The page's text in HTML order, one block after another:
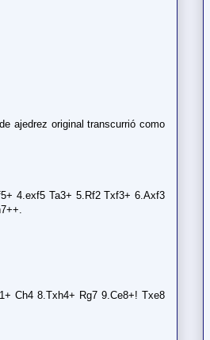
ajedrez original transcurrió como
4.exf5 Ta3+ 5.Rf2 Txf3+ 6.Axf3
Ch4 8.Txh4+ Rg7 9.Ce8+! Txe8